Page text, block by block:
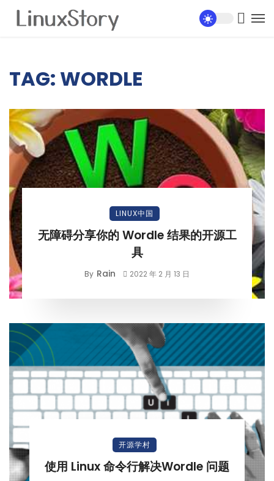
TAG: WORDLE
LINUX中国
无障碍分享你的 Wordle 结果的开源工
具
By Rain 2022 年 2 月 13 日
开源学村
使用 Linux 命令行解决Wordle 问题